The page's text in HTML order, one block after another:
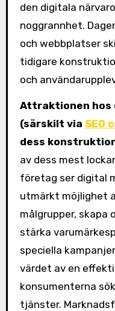
den digitala
noggrannhet.
och webbplatser
tidigare
och
Attraktionen hos
(särskilt via SEO
dess
av dess mest
företag ser digital
utmärkt möjlighet
målgrupper, skapa
stärka
speciella
värdet av en
konsumenterna
tjänster.